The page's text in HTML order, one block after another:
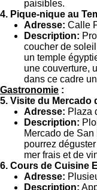
paisibles.
4. Pique-nique au
Adresse: Calle
Description:
coucher de
un temple
une couverture,
dans ce cadre
Gastronomie :
5. Visite du Mercado
Adresse: Plaza
Description:
Mercado de
pourrez
mer frais et de
6. Cours de Cuisine
Adresse:
Description: